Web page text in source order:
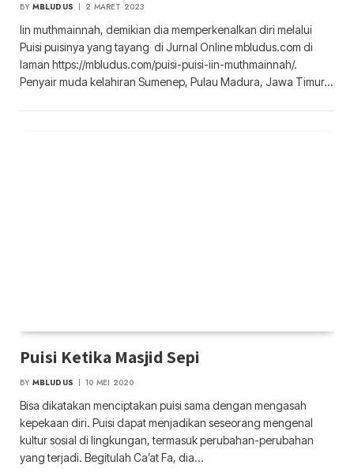
BY MBLUDUS 2 MARET 2023
Iin muthmainnah, demikian dia memperkenalkan diri melalui
Puisi puisinya yang tayang di Jurnal Online mbludus.com di
laman https://mbludus.com/puisi-puisi-iin-muthmainnah/.
Penyair muda kelahiran Sumenep, Pulau Madura, Jawa Timur…
Puisi Ketika Masjid Sepi
BY MBLUDUS 10 MEI 2020
Bisa dikatakan menciptakan puisi sama dengan mengasah
kepekaan diri. Puisi dapat menjadikan seseorang mengenal
kultur sosial di lingkungan, termasuk perubahan-perubahan
yang terjadi. Begitulah Ca’at Fa, dia…